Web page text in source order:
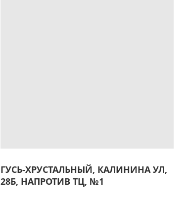
ГУСЬ-ХРУСТАЛЬНЫЙ, КАЛИНИНА УЛ,
28Б, НАПРОТИВ ТЦ, №1